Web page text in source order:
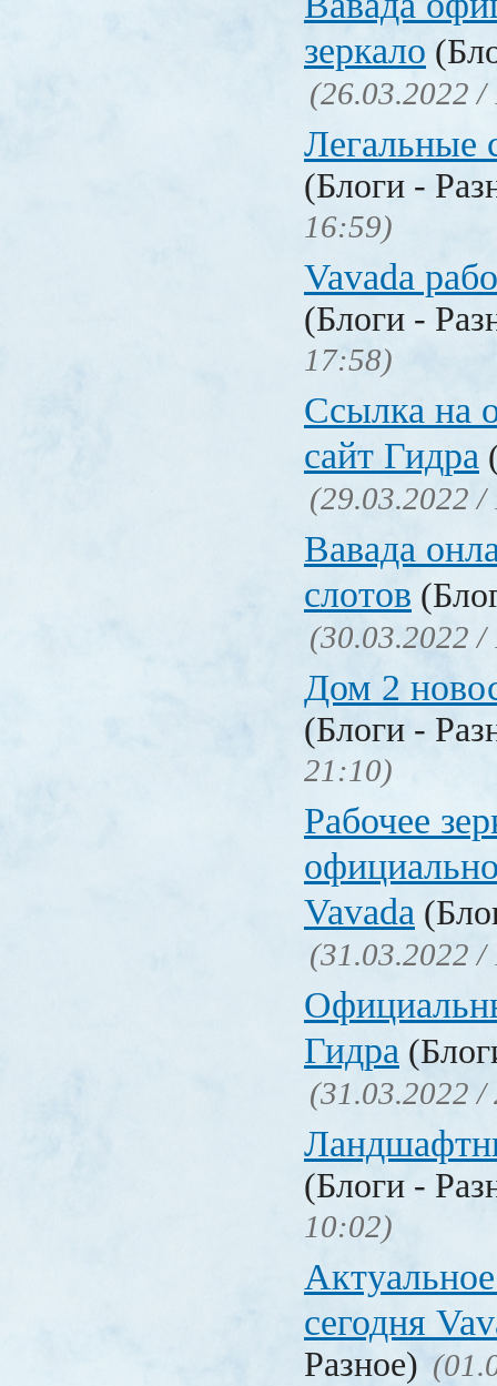
зеркало
(26.03.2022 /
Легальные
(Блоги -
16:59)
Vavada
(Блоги -
17:58)
Ссылка на
сайт Гидра
(29.03.2022 /
Вавада
слотов
(30.03.2022 /
Дом 2
(Блоги -
21:10)
Рабочее
Vavada
(31.03.2022 /
Гидра
(31.03.2022 /
(Блоги -
10:02)
сегодня
Разное)